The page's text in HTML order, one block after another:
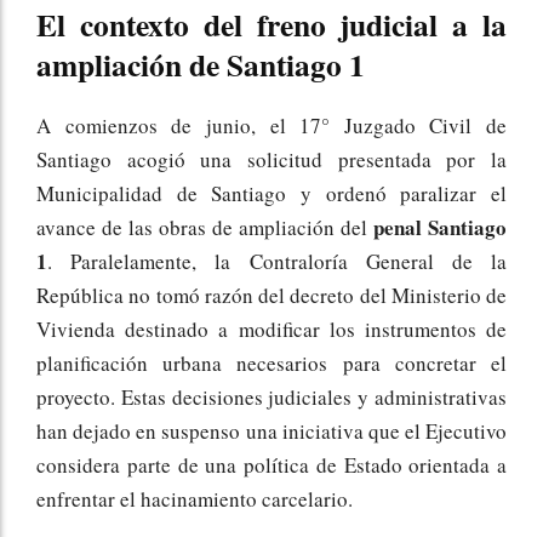
El contexto del freno judicial a la
ampliación de Santiago 1
A comienzos de junio, el 17° Juzgado Civil de
Santiago acogió una solicitud presentada por la
Municipalidad de Santiago y ordenó paralizar el
avance de las obras de ampliación del penal Santiago
1. Paralelamente, la Contraloría General de la
República no tomó razón del decreto del Ministerio de
Vivienda destinado a modificar los instrumentos de
planificación urbana necesarios para concretar el
proyecto. Estas decisiones judiciales y administrativas
han dejado en suspenso una iniciativa que el Ejecutivo
considera parte de una política de Estado orientada a
enfrentar el hacinamiento carcelario.